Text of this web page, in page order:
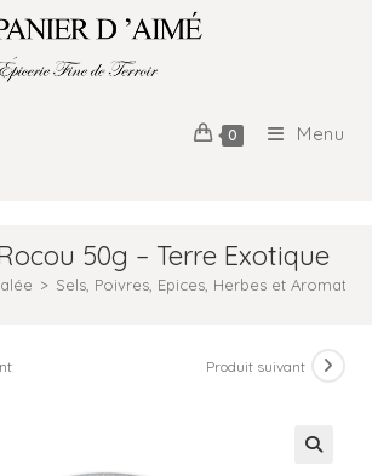
0 Menu
50g – Terre Exotique
> Sels, Poivres, Epices, Herbes et Aromates
Produit suivant